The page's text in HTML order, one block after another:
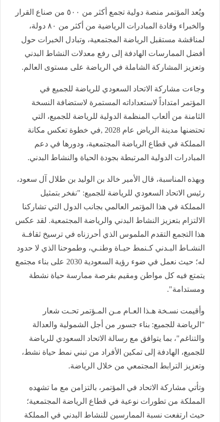
ويُعد المؤتمر منصة دولية تجمع أكثر من ٥٠٠ من صناع القرار
والخبراء وقادة المبادرات الرياضية من أكثر من ٨٠ دولة،
لمناقشة مستقبل الرياضة المجتمعية، وتبادل الخبرات حول
أفضل الممارسات الهادفة إلى رفع معدلات النشاط البدني
وتعزيز المشاركة الشاملة في الرياضة على مستوى العالم.
وجاءت مشاركة الاتحاد السعودي للرياضة للجميع في
المؤتمر امتداداً لاستعداداته المستمرة لاستضافة النسخة
الثامنة من ألعاب المنظمة الدولية للرياضة للجميع، التي
تحتضنها مدينة الرياض عام 2028 ,في خطوة تعكس مكانة
المملكة في قطاع الرياضة المجتمعية، ودورها في دعم
المبادرات الدولية المرتبطة بجودة الحياة والنشاط البدني.
وبهذه المناسبة، قال الأمير خالد بن الوليد بن طلال آل سعود،
رئيس الاتحاد السعودي للرياضة للجميع: "نفخر بتمثيل
المملكة في هذا المؤتمر العالمي بجانب الدول التي تشاركنا
الالتزام بتعزيز النشاط البدني والرياضة المجتمعية. لقد عكس
هذا التجمع التقدم الملموس الذي أحرزناه في ترسيخ ثقافـة
النشـاط البـدني كـنمط حيـاة وطنـي، وطموحنا الذي لا حدود
له؛ حيث نعمل في ضوء رؤية السعودية 2030 على بناء مجتمع
يتمتع فيه كل مواطن ومقيم بفرصة ممارسة حياة نشطة
ومستدامة".
وأقيمت نسـخة هـذا العـام مـن المـؤتمر تحـت شعار
"الرياضة للجميع: بناء جسور من أجل الشمولية والعدالة
والتناغم"، بما يتوافق مع رسالة الاتحاد السعودي للرياضة
للجميع، الهادفة إلى تمكين الأفراد من تبني نمط حياة نشط،
وتعزيز الترابط المجتمعي من خلال الرياضة.
وتأتي مشاركة الاتحاد في المؤتمر، بالتزامن مع ما تشهده
المملكة من تطورات نوعية في قطاع الرياضة المجتمعية؛
حيث ارتفعت نسبة الممارسين للنشاط البدني في المملكة